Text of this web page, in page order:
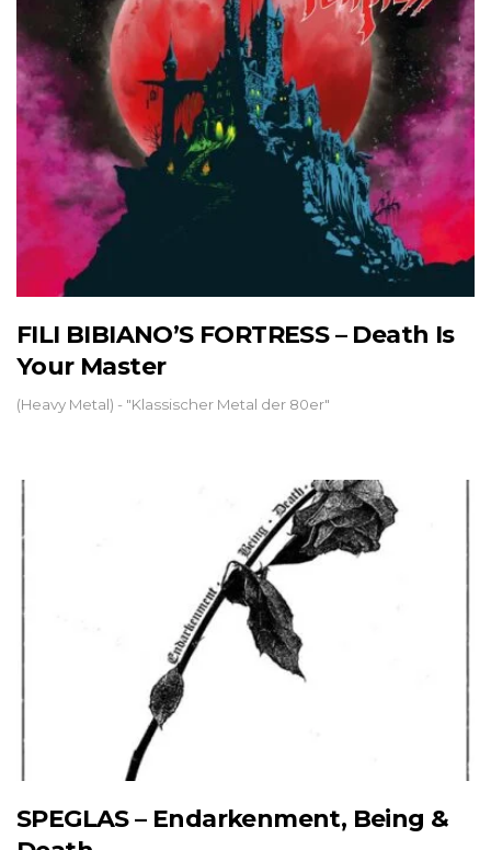
FILI BIBIANO’S FORTRESS – Death Is
Your Master
(Heavy Metal) - "Klassischer Metal der 80er"
SPEGLAS – Endarkenment, Being &